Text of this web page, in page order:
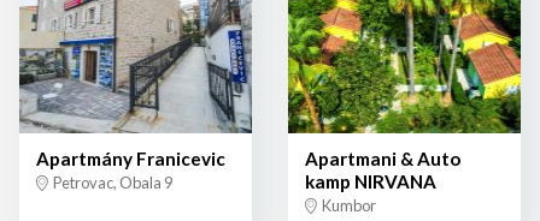
Apartmány Franicevic
Petrovac, Obala 9
Apartmani & Auto
kamp NIRVANA
Kumbor